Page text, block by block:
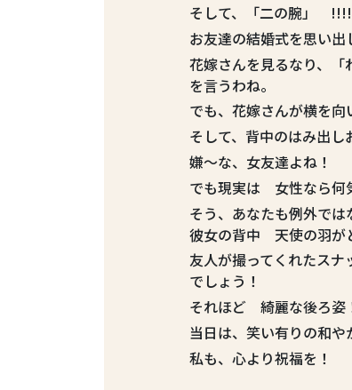
そして、「二の腕」
お友達の結婚式を思い出
花嫁さんを見るなり、
を言うわね。
でも、花嫁さんが横を
そして、背中のはみ出し
嫌～な、女友達よね！
でも現実は 女性なら何
そう、あなたも例外で
彼女の背中 天使の羽が
友人が撮ってくれたス
でしょう！
それほど 綺麗な後ろ姿
当日は、笑い有りの和や
私も、心より祝福を！